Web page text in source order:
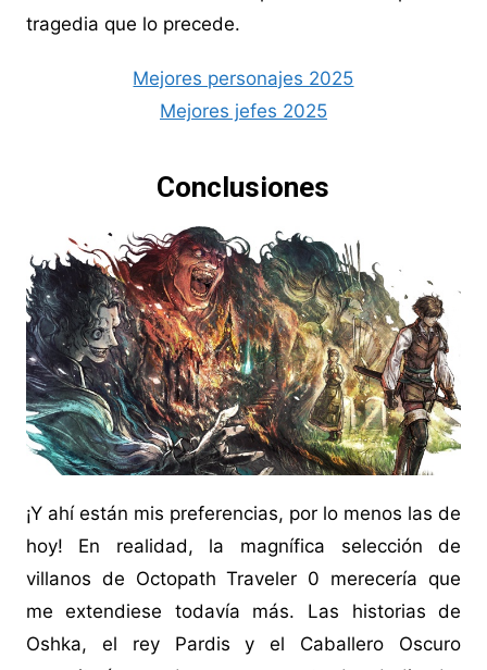
tragedia que lo precede.
Mejores personajes 2025
Mejores jefes 2025
Conclusiones
¡Y ahí están mis preferencias, por lo menos las de
hoy! En realidad, la magnífica selección de
villanos de Octopath Traveler 0 merecería que
me extendiese todavía más. Las historias de
Oshka, el rey Pardis y el Caballero Oscuro